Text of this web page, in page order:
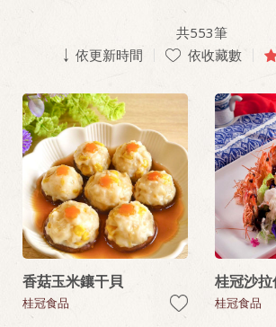
共553筆
依更新時間
依收藏數
香菇玉米鑲干貝
桂冠食品
桂冠沙
桂冠食品